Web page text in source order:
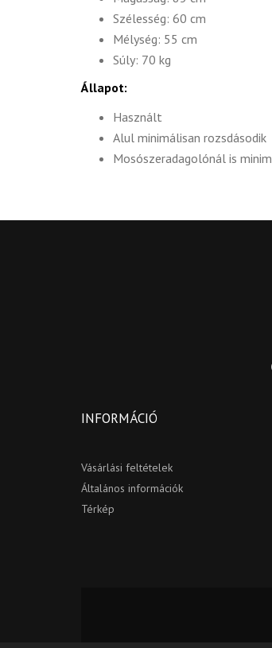
Szélesség: 60 cm
Mélység: 55 cm
Súly: 70 kg
Állapot:
Használt
Alul minimálisan rozsdásodik
Mosószeradagolónál is
INFORMÁCIÓ
Vásárlási feltételek
Általános információk
Térkép